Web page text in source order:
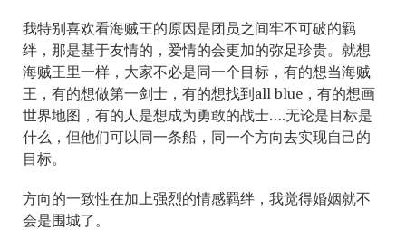
我特别喜欢看海贼王的原因是团员之间牢不可破的羁
绊，那是基于友情的，爱情的会更加的弥足珍贵。就想
海贼王里一样，大家不必是同一个目标，有的想当海贼
王，有的想做第一剑士，有的想找到all blue，有的想画
世界地图，有的人是想成为勇敢的战士….无论是目标是
什么，但他们可以同一条船，同一个方向去实现自己的
目标。
方向的一致性在加上强烈的情感羁绊，我觉得婚姻就不
会是围城了。